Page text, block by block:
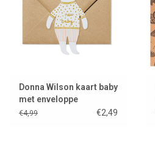
Donna Wilson kaart baby
met enveloppe
€4,99 €2,49